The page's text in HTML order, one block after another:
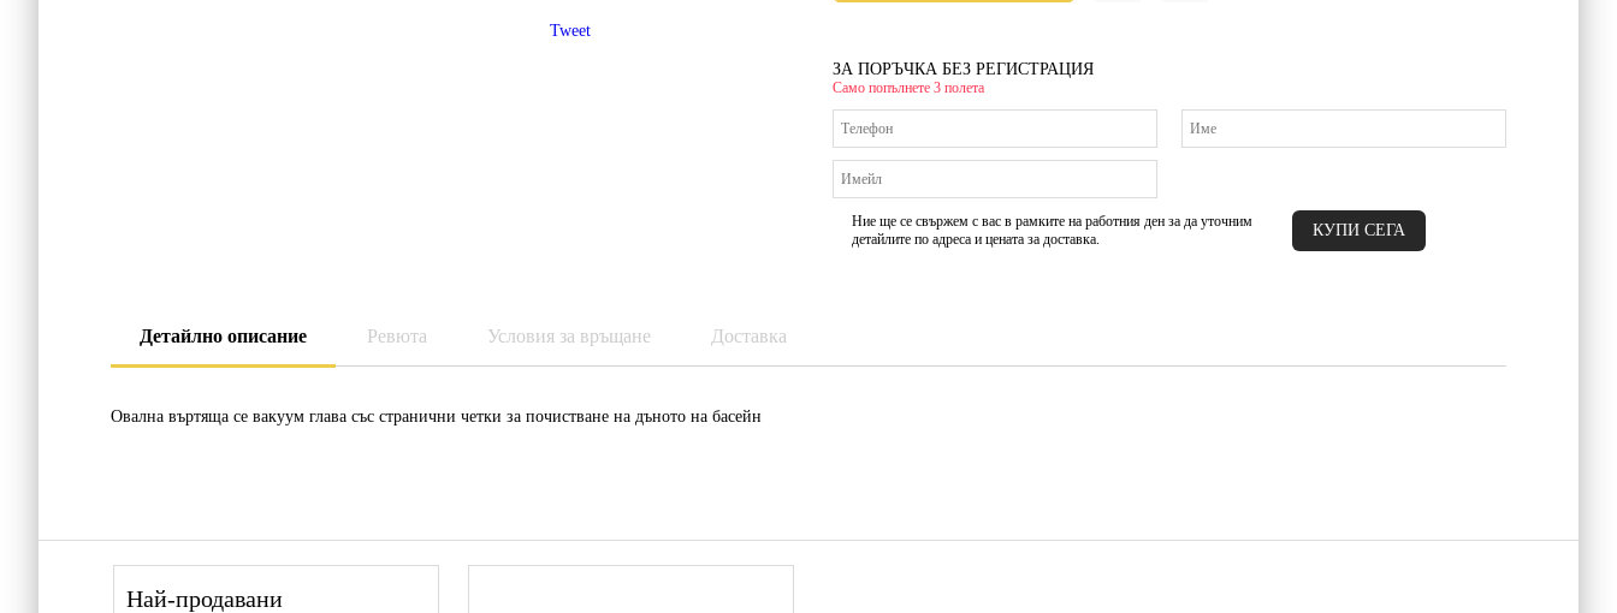
Tweet
ЗА ПОРЪЧКА БЕЗ РЕГИСТРАЦИЯ
Само попълнете 3 полета
Ние ще се свържем с вас в рамките на работния ден за да уточним
детайлите по адреса и цената за доставка.
Детайлно описание Ревюта Условия за връщане Доставка
Овална въртяща се вакуум глава със странични четки за почистване на дъното на басейн
Най-продавани